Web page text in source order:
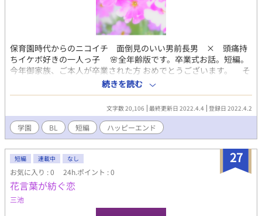
保育園時代からのニコイチ 面倒見のいい男前長男 × 頭痛持
ちイケボ好きの一人っ子 🌸全年齢版です。卒業式お話。短編。
今年御家族、ご本人が卒業された方 おめでとうございます。 そ
して私含めた全頭痛持ちさんに捧げます😣🌀 ツィッターの企画、
「#花言葉企画花物語」 用に書きました。 桜草の花言葉 「初恋」
続きを読む
文字数 20,106 最終更新日 2022.4.4 登録日 2022.4.2
学園 BL 短編 ハッピーエンド
27
短編 連載中 なし
お気に入り : 0 24h.ポイント : 0
花言葉が紡ぐ恋
三池